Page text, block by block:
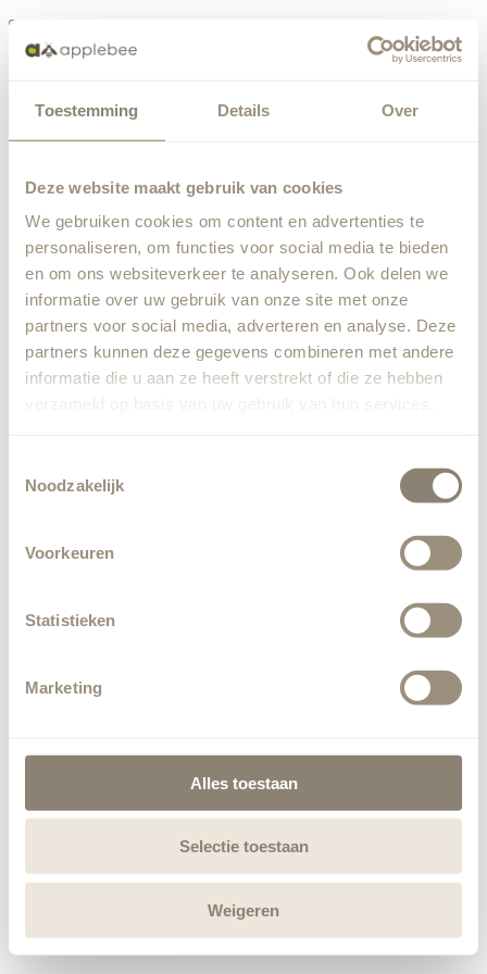
Toestemming Details Over
Deze website maakt gebruik van cookies
We gebruiken cookies om content en advertenties te
personaliseren, om functies voor social media te bieden
en om ons websiteverkeer te analyseren. Ook delen we
informatie over uw gebruik van onze site met onze
partners voor social media, adverteren en analyse. Deze
partners kunnen deze gegevens combineren met andere
informatie die u aan ze heeft verstrekt of die ze hebben
verzameld op basis van uw gebruik van hun services.
Noodzakelijk
Voorkeuren
Statistieken
Marketing
Alles toestaan
Selectie toestaan
Weigeren
Etwas ist schiefgelaufen
Team wurde benachrichtigt.
Zurück zur Startseite